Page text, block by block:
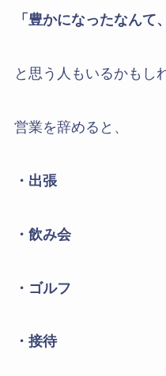
「豊かになったなんて
と思う人もいるかもし
営業を辞めると、
・出張
・飲み会
・ゴルフ
・接待